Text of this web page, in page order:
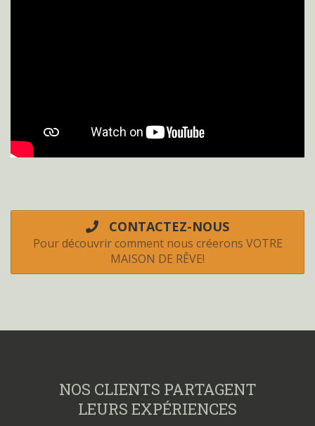
CONTACTEZ-NOUS
Pour découvrir comment nous créerons VOTRE
MAISON DE RÊVE!
NOS CLIENTS PARTAGENT
LEURS EXPÉRIENCES